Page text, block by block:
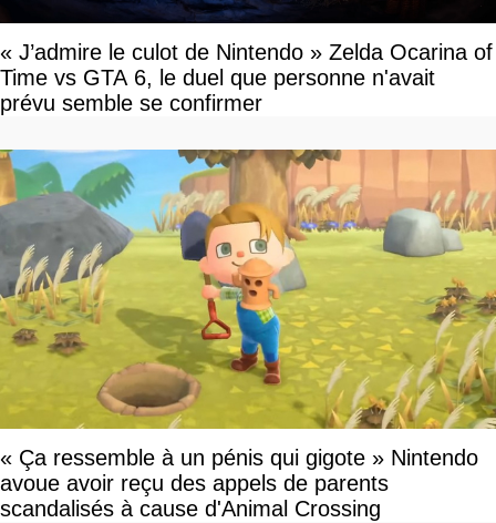
« J’admire le culot de Nintendo » Zelda Ocarina of
Time vs GTA 6, le duel que personne n'avait
prévu semble se confirmer
« Ça ressemble à un pénis qui gigote » Nintendo
avoue avoir reçu des appels de parents
scandalisés à cause d'Animal Crossing